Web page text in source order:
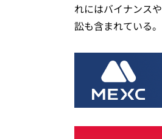
れにはバイナンス
訟も含まれている。